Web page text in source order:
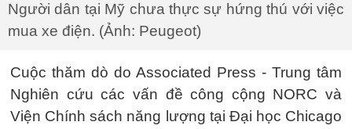
Người dân tại Mỹ chưa thực sự hứng thú với việc
mua xe điện. (Ảnh: Peugeot)
Cuộc thăm dò do Associated Press - Trung tâm
Nghiên cứu các vấn đề công cộng NORC và
Viện Chính sách năng lượng tại Đại học Chicago